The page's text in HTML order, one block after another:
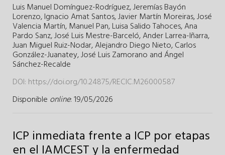
Luis Manuel Domínguez-Rodríguez,Jeremías Bayón
Lorenzo,Ignacio Amat Santos,Javier Martín Moreiras,José
Valencia Martín, Manuel Pan,Luisa Salido Tahoces,Ana
Pardo Sanz,José Luis Mestre-Barceló,Ander Larrea-Iñarra,
Juan Miguel Ruiz-Nodar,Alejandro Diego Nieto,Carlos
González-Juanatey,José Luis Zamorano andÁngel
Sánchez-Recalde
DOI: https://doi.org/10.24875/RECIC.M26000587
Disponible online: 19/05/2026
ICP inmediata frente a ICP por etapas
en el IAMCEST y la enfermedad